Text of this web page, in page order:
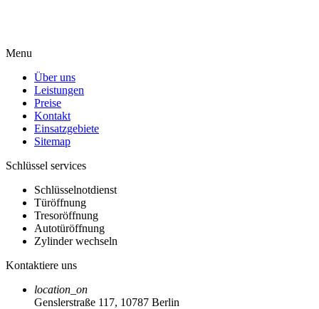
Menu
Über uns
Leistungen
Preise
Kontakt
Einsatzgebiete
Sitemap
Schlüssel services
Schlüsselnotdienst
Türöffnung
Tresoröffnung
Autotüröffnung
Zylinder wechseln
Kontaktiere uns
location_on
Genslerstraße 117, 10787 Berlin